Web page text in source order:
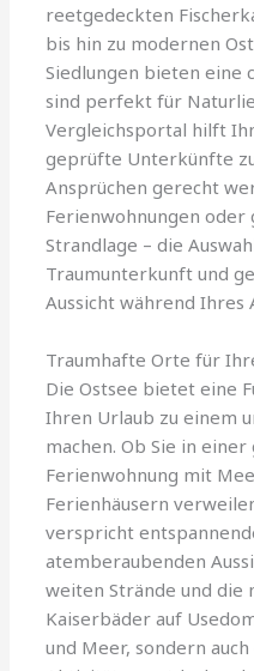
reetgedeckten
bis hin zu modernen
Siedlungen bieten eine
sind perfekt für
Vergleichsportal hilft
geprüfte Unterkünfte
Ansprüchen gerecht
Ferienwohnungen oder
Strandlage – die
Traumunterkunft und
Aussicht während Ihres
Traumhafte Orte für
Die Ostsee bietet eine
Ihren Urlaub zu einem
machen. Ob Sie in
Ferienwohnung mit
Ferienhäusern
verspricht
atemberaubenden
weiten Strände und die
Kaiserbäder auf
und Meer, sondern